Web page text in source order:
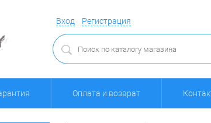
Вход Регистрация
Оплата и возврат